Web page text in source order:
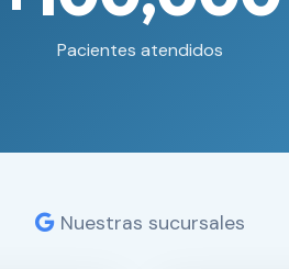
Pacientes atendidos
Nuestras sucursales